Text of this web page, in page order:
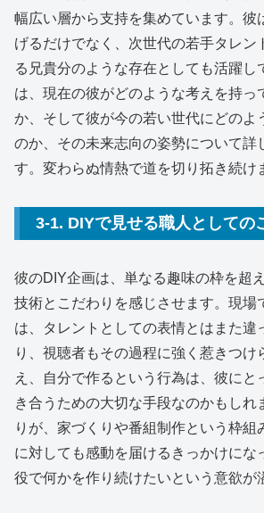
幅広い層から支持を集めています。彼
げるだけでなく、次世代の若手タレン
る兄貴分のような存在としても活躍し
は、現在の彼がどのような考えを持っ
か、そして彼が今の若い世代にどのよ
のか、その未来志向の姿勢について詳
す。変わらぬ情熱で道を切り拓き続け
3-1. DIYで見せる職人としての
彼のDIY企画は、単なる趣味の枠を超
技術とこだわりを感じさせます。現場
は、タレントとしての表情とはまた違
り、視聴者もその過程に強く惹きつけ
え、自分で作るという行為は、彼にと
き合うための大切な手段なのかもしれ
りが、家づくりや番組制作という枠組
に対しても感動を届けるきっかけにな
役で何かを作り続けたいという意欲が